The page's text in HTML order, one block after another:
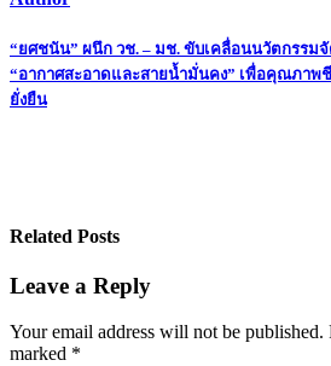
Post
navigation
“ยศชนัน” ผนึก วช. – มช. ขับเคลื่อนนวัตกรรม
“อากาศสะอาดและสายน้ำมั่นคง” เพื่อคุณภาพ
ยั่งยืน
Related Posts
Leave a Reply
Your email address will not be published.
marked *